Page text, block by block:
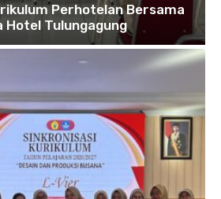
Perhotelan Bersama
Hotel Tulungagung